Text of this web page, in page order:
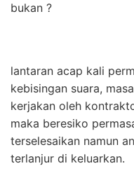
bukan ?
lantaran acap kali
kebisingan suara,
kerjakan oleh
maka beresiko
terselesaikan namun
terlanjur di keluarkan.